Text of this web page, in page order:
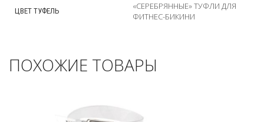
ЦВЕТ ТУФЕЛЬ
«СЕРЕБРЯННЫЕ» ТУФЛИ ДЛЯ
ФИТНЕС-БИКИНИ
ПОХОЖИЕ ТОВАРЫ